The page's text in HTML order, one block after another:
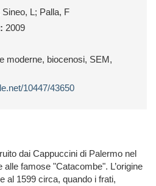
L; Palla, F
2009
moderne, biocenosi, SEM,
10447/43650
dai Cappuccini di Palermo nel
famose "Catacombe". L’origine
al 1599 circa, quando i frati,